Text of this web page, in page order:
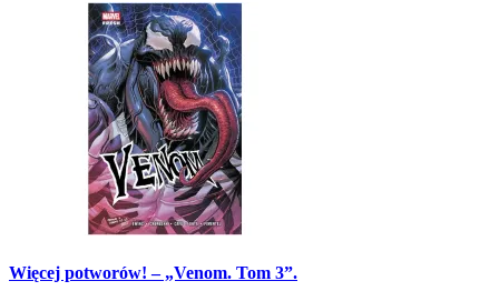
Więcej potworów! – „Venom. Tom 3”.